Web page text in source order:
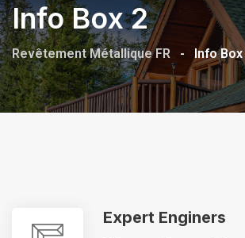
Info Box 2
Revêtement Métallique FR - Info Box
Expert Enginers